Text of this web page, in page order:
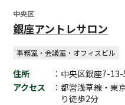
中央区
銀座アントレサロン
事務室・会議室・オフィスビル
住所
：中央区銀座7-
アクセス
：都営浅草線・
り徒歩2分